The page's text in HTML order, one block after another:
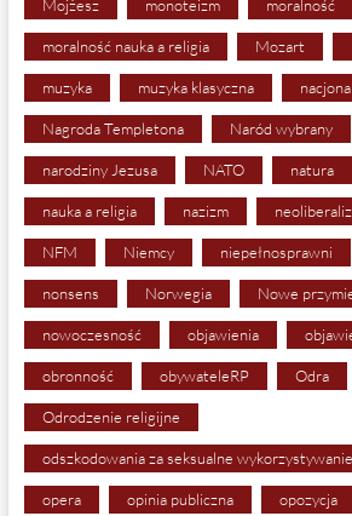
Mojżesz monoteizm moralność
moralność nauka a religia Mozart
muzyka muzyka klasyczna
Nagroda Templetona Naród wybrany
narodziny Jezusa NATO natura
nauka a religia nazizm
NFM Niemcy niepełnosprawni
nonsens Norwegia Nowe
nowoczesność objawienia
obronność obywateleRP Odra
Odrodzenie religijne
odszkodowania za seksualne
opera opinia publiczna opozycja